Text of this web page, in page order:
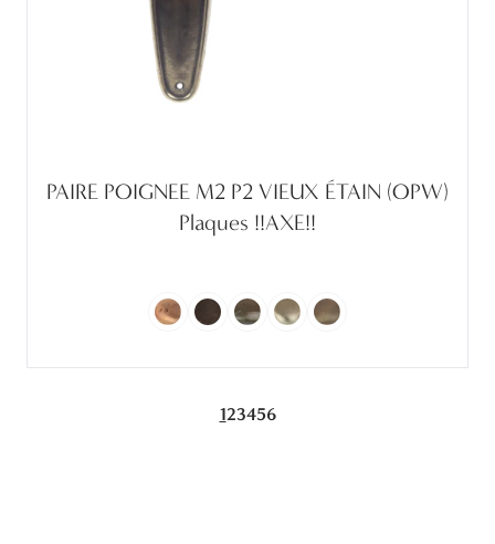
PAIRE POIGNEE M2 P2 VIEUX ÉTAIN (OPW)
Plaques !!AXE!!
123456